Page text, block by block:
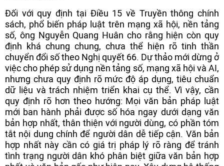
Đối với quy định tại Điều 15 về Truyền thông chính
sách, phổ biến pháp luật trên mạng xã hội, nền tảng
số, ông Nguyễn Quang Huân cho rằng hiện còn quy
định khá chung chung, chưa thể hiện rõ tinh thần
chuyển đổi số theo Nghị quyết 66. Dự thảo mới dừng ở
việc cho phép sử dụng nền tảng số, mạng xã hội và AI,
nhưng chưa quy định rõ mức độ áp dụng, tiêu chuẩn
dữ liệu và trách nhiệm triển khai cụ thể. Vì vậy, cần
quy định rõ hơn theo hướng: Mọi văn bản pháp luật
mới ban hành phải được số hóa ngay dưới dạng văn
bản hợp nhất, thân thiện với người dùng, có phần tóm
tắt nội dung chính để người dân dễ tiếp cận. Văn bản
hợp nhất này cần có giá trị pháp lý rõ ràng để tránh
tình trạng người dân khó phân biệt giữa văn bản hợp